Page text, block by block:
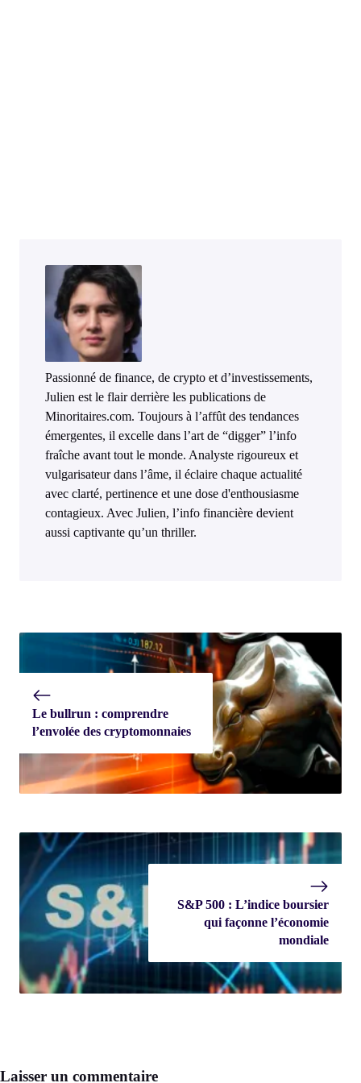
Passionné de finance, de crypto et d’investissements,
Julien est le flair derrière les publications de
Minoritaires.com. Toujours à l’affût des tendances
émergentes, il excelle dans l’art de “digger” l’info
fraîche avant tout le monde. Analyste rigoureux et
vulgarisateur dans l’âme, il éclaire chaque actualité
avec clarté, pertinence et une dose d'enthousiasme
contagieux. Avec Julien, l’info financière devient
aussi captivante qu’un thriller.
Le bullrun : comprendre
l’envolée des cryptomonnaies
S&P 500 : L’indice boursier
qui façonne l’économie
mondiale
Laisser un commentaire